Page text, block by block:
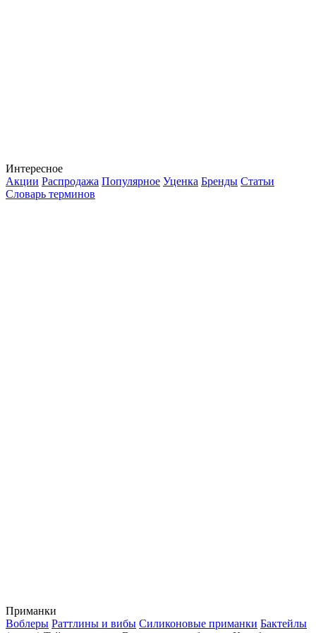
Интересное
Акции Распродажа Популярное Уценка Бренды Статьи
Словарь терминов
Приманки
Воблеры Раттлины и вибы Силиконовые приманки Бактейлы